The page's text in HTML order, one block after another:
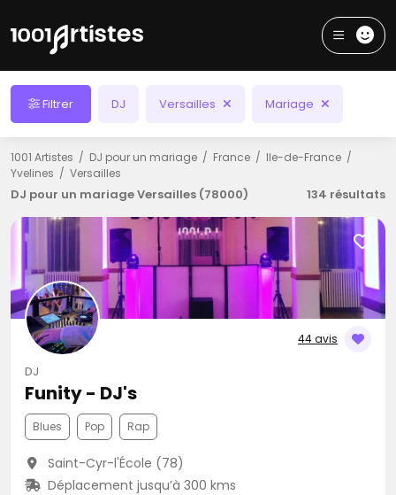
Filtrer DJ Versailles Mariage
1001 Artistes DJ pour un mariage France
Ile-de-France
Yvelines
Versailles
DJ pour un mariage Versailles (78000) 134 résultats
44 avis
DJ
Funity - DJ's
Blues Pop Rap
Saint-Cyr-l'École (78)
Déplacement jusqu’à 300 kms